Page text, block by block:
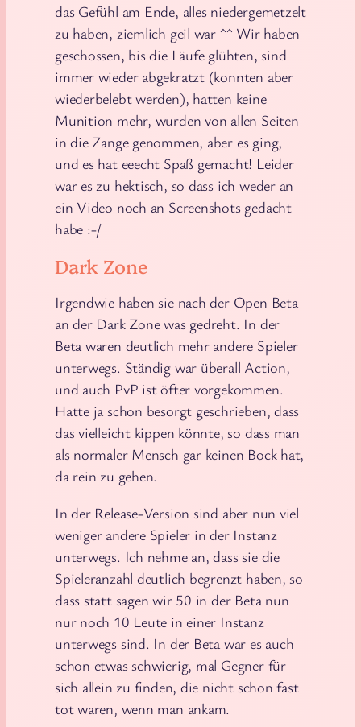
das Gefühl am Ende, alles niedergemetzelt
zu haben, ziemlich geil war ^^ Wir haben
geschossen, bis die Läufe glühten, sind
immer wieder abgekratzt (konnten aber
wiederbelebt werden), hatten keine
Munition mehr, wurden von allen Seiten
in die Zange genommen, aber es ging,
und es hat eeecht Spaß gemacht! Leider
war es zu hektisch, so dass ich weder an
ein Video noch an Screenshots gedacht
habe :-/
Dark Zone
Irgendwie haben sie nach der Open Beta
an der Dark Zone was gedreht. In der
Beta waren deutlich mehr andere Spieler
unterwegs. Ständig war überall Action,
und auch PvP ist öfter vorgekommen.
Hatte ja schon besorgt geschrieben, dass
das vielleicht kippen könnte, so dass man
als normaler Mensch gar keinen Bock hat,
da rein zu gehen.
In der Release-Version sind aber nun viel
weniger andere Spieler in der Instanz
unterwegs. Ich nehme an, dass sie die
Spieleranzahl deutlich begrenzt haben, so
dass statt sagen wir 50 in der Beta nun
nur noch 10 Leute in einer Instanz
unterwegs sind. In der Beta war es auch
schon etwas schwierig, mal Gegner für
sich allein zu finden, die nicht schon fast
tot waren, wenn man ankam.